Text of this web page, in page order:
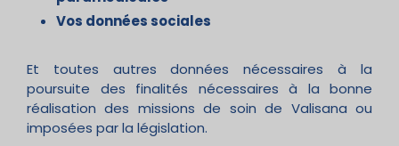
Vos données sociales
Et toutes autres données nécessaires à la
poursuite des finalités nécessaires à la bonne
réalisation des missions de soin de Valisana ou
imposées par la législation.